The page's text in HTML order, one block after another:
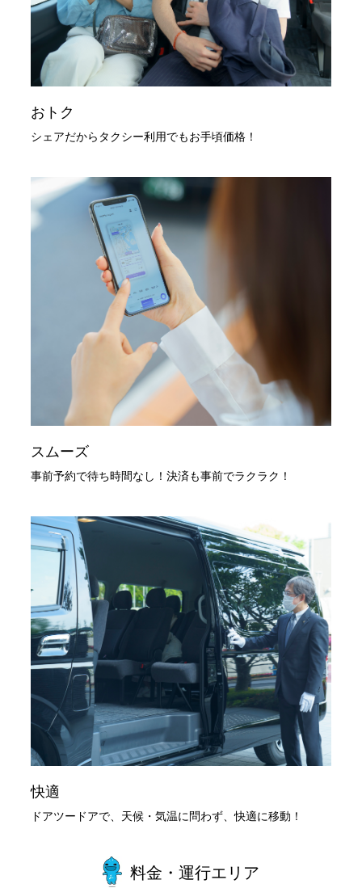
おトク
シェアだからタクシー利用でもお手頃価格！
スムーズ
事前予約で待ち時間なし！決済も事前でラクラク！
快適
ドアツードアで、天候・気温に問わず、快適に移動！
料金・運行エリア